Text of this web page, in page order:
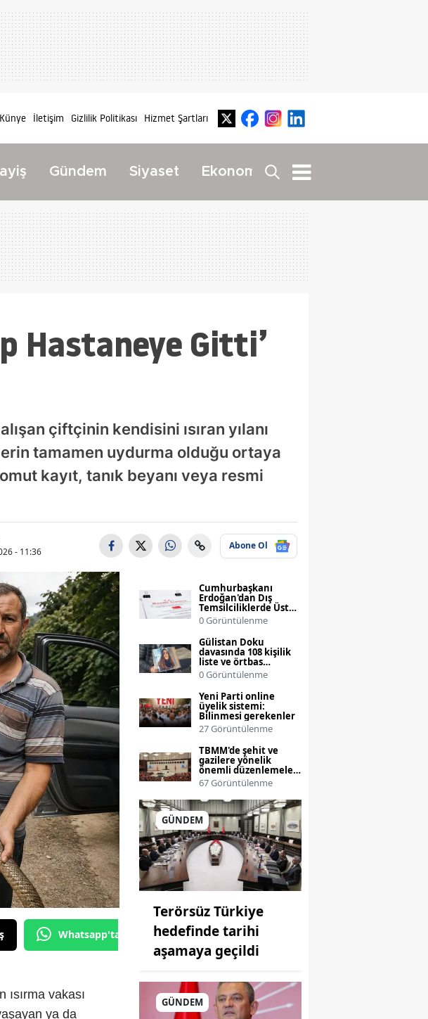
Künye İletişim Gizlilik Politikası Hizmet Şartları
Gündem Siyaset Ekonomi Yaşam
Hastaneye Gitti’
çiftçinin kendisini ısıran yılanı
tamamen uydurma olduğu ortaya
kayıt, tanık beyanı veya resmi
- 11:36
Abone Ol
Whatsapp'tan Gönder
vakası
ya da
Cumhurbaşkanı
Erdoğan'dan Dış
Temsilciliklerde Üst
Düzey Atama
Değişiklikleri
0 Görüntülenme
Gülistan Doku
davasında 108 kişilik
liste ve örtbas
iddialarıyla
operasyonlar
genişliyor
0 Görüntülenme
Yeni Parti online
üyelik sistemi:
Bilinmesi gerekenler
27 Görüntülenme
TBMM'de şehit ve
gazilere yönelik
önemli düzenlemeler
görüşülüyor
67 Görüntülenme
GÜNDEM
Terörsüz Türkiye
hedefinde tarihi
aşamaya geçildi
GÜNDEM